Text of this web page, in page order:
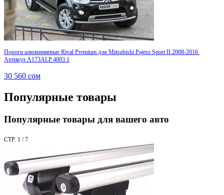
Пороги алюминиевые Rival Premium для Mitsubishi Pajero Sport II 2008-2016.
Артикул A173ALP.4003.1
30 560 сом
Популярные товары
Популярные товары для вашего авто
СТР. 1 / 7